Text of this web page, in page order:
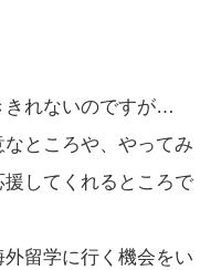
きれないのですが…
ところや、やってみ
してくれるところで
留学に行く機会をい